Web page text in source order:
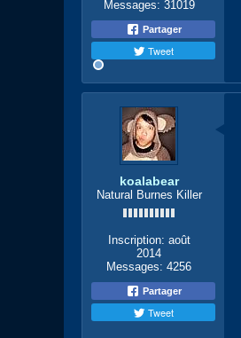
Messages: 31019
Partager
Tweet
koalabear
Natural Burnes Killer
Inscription: août
2014
Messages: 4256
Partager
Tweet